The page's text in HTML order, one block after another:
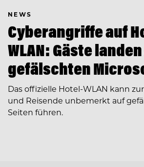
NEWS
Cyberangriffe auf
WLAN: Gäste
gefälschten
Das offizielle Hotel-WLAN kann
und Reisende unbemerkt auf
Seiten führen.